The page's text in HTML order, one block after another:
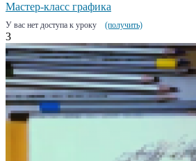
Мастер-класс графика
У вас нет доступа к уроку (получить)
3